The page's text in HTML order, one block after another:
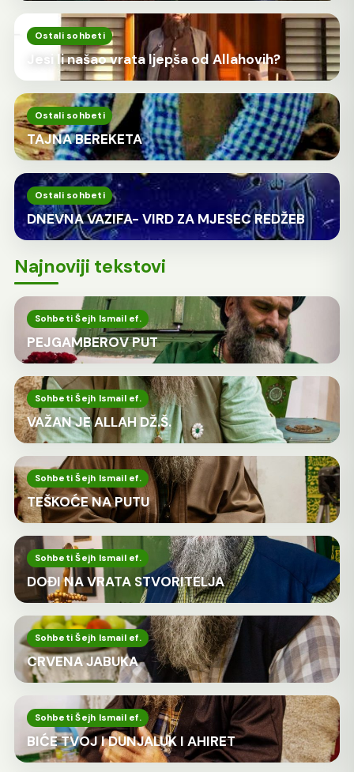
Ostali sohbeti
Jesi li našao vrata ljepša od Allahovih?
Ostali sohbeti
TAJNA BEREKETA
Ostali sohbeti
DNEVNA VAZIFA- VIRD ZA MJESEC REDŽEB
Najnoviji tekstovi
Sohbeti Šejh Ismail ef.
PEJGAMBEROV PUT
Sohbeti Šejh Ismail ef.
VAŽAN JE ALLAH DŽ.Š.
Sohbeti Šejh Ismail ef.
TEŠKOĆE NA PUTU
Sohbeti Šejh Ismail ef.
DOĐI NA VRATA STVORITELJA
Sohbeti Šejh Ismail ef.
CRVENA JABUKA
Sohbeti Šejh Ismail ef.
BIĆE TVOJ I DUNJALUK I AHIRET